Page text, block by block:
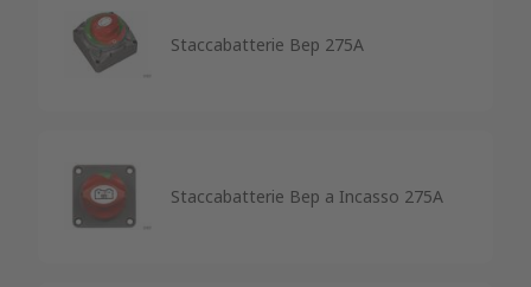
Staccabatterie Bep 275A
Staccabatterie Bep a Incasso 275A